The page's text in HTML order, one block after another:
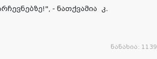
", - ნათქვამია კ.
ნანახია: 1139